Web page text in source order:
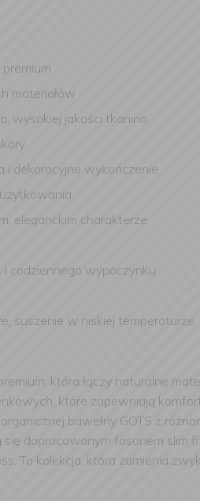
materiałów
wysokiej jakości tkanina
i dekoracyjne wykończenie
eleganckim charakterze
i codziennego wypoczynku
suszenie w niskiej temperaturze
która łączy naturalne
które zapewniają
bawełny GOTS z
dopracowanym fasonem slim
To kolekcja, która zamienia